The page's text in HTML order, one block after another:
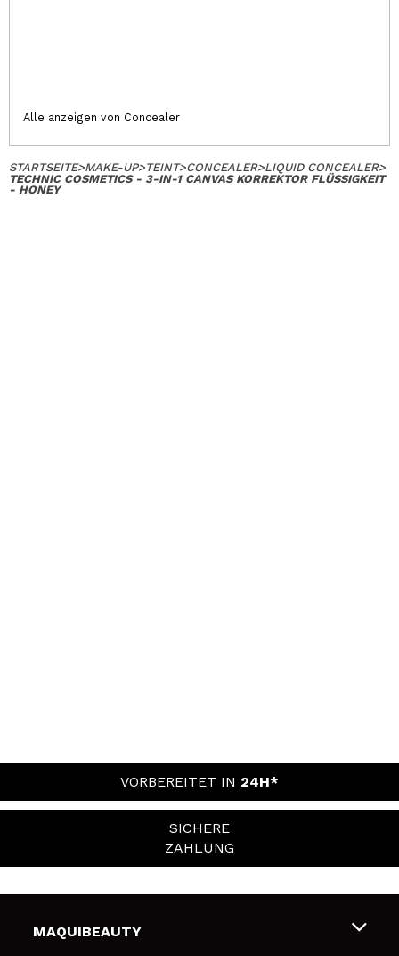
Alle anzeigen von Concealer
STARTSEITE>MAKE-UP>TEINT>CONCEALER>LIQUID CONCEALER>
TECHNIC COSMETICS - 3-IN-1 CANVAS KORREKTOR FLÜSSIGKEIT
- HONEY
VORBEREITET IN 24H*
SICHERE
ZAHLUNG
MAQUIBEAUTY